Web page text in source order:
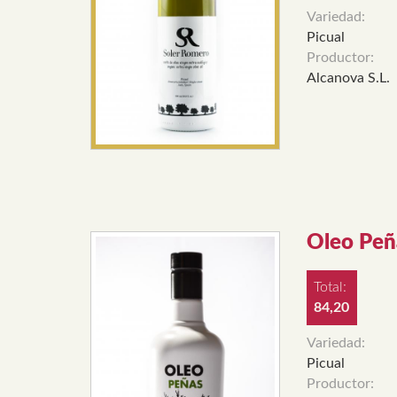
Variedad:
Picual
Productor:
Alcanova S.L.
Oleo
Total:
84,20
Variedad:
Picual
Productor: